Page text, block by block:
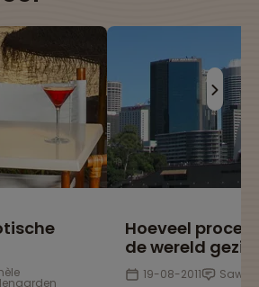
Hoeveel
de wereld
19-08-2011